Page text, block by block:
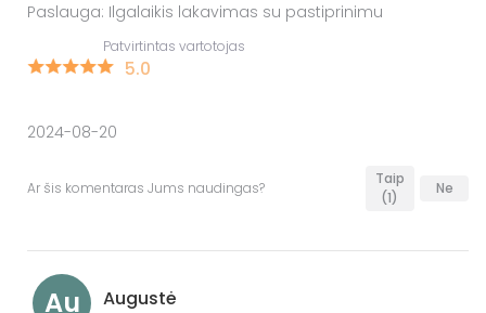
Paslauga: Ilgalaikis lakavimas su pastiprinimu
Patvirtintas vartotojas
5.0
2024-08-20
Ar šis komentaras Jums naudingas?
Taip
(1)
Ne
Au Augustė